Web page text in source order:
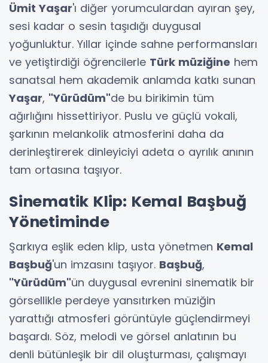
Ümit Yaşar'ı diğer yorumculardan ayıran şey,
sesi kadar o sesin taşıdığı duygusal
yoğunluktur. Yıllar içinde sahne performansları
ve yetiştirdiği öğrencilerle Türk müziğine hem
sanatsal hem akademik anlamda katkı sunan
Yaşar, "Yürüdüm"de bu birikimin tüm
ağırlığını hissettiriyor. Puslu ve güçlü vokali,
şarkının melankolik atmosferini daha da
derinleştirerek dinleyiciyi adeta o ayrılık anının
tam ortasına taşıyor.
Sinematik Klip: Kemal Başbuğ
Yönetiminde
Şarkıya eşlik eden klip, usta yönetmen Kemal
Başbuğ'un imzasını taşıyor. Başbuğ,
"Yürüdüm"ün duygusal evrenini sinematik bir
görsellikle perdeye yansıtırken müziğin
yarattığı atmosferi görüntüyle güçlendirmeyi
başardı. Söz, melodi ve görsel anlatının bu
denli bütünleşik bir dil oluşturması, çalışmayı